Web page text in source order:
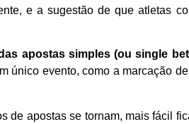
e a sugestão de que atletas
apostas simples (ou single
único evento, como a marcação
de apostas se tornam, mais fácil